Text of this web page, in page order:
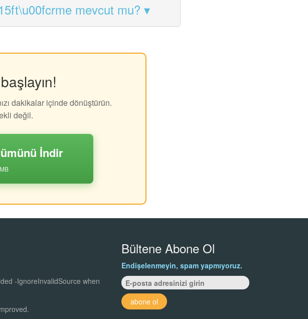
mevcut mu?
dakikalar içinde dönüştürün.
değil.
İndir
-IgnoreInvalidSource when
Bültene Abone Ol
Endişelenmeyin, spam yapmıyoruz.
abone ol